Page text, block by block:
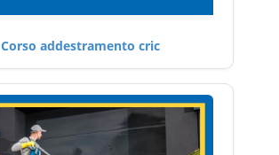
Corso addestramento cric